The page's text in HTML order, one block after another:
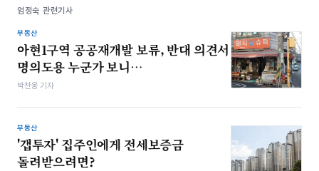
엄정숙 관련기사
부동산
아현1구역 공공재개발 보류, 반대 의견서
명의도용 누군가 보니…
박찬웅 기자
부동산
'갭투자' 집주인에게 전세보증금
돌려받으려면?